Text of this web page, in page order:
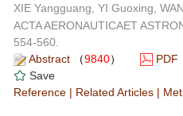
XIE Yangguang, YI Guoxing,
ACTA AERONAUTICAET
554-560.
Abstract （9840） PDF
Save
Reference | Related Articles |